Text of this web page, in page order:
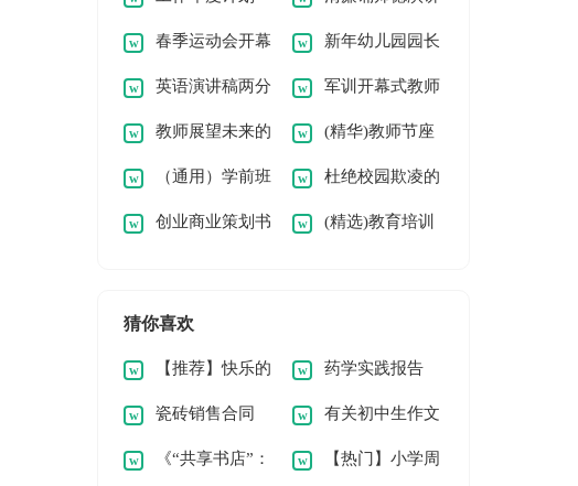
（集合8篇） 稿高中
春季运动会开幕
式领导讲话稿
新年幼儿园园长
致辞讲话稿
英语演讲稿两分
钟短文
军训开幕式教师
代表发言稿范文
教师展望未来的
演讲稿
(精华)教师节座
谈会校长发言稿15
篇
（通用）学前班
家长会发言稿
杜绝校园欺凌的
演讲稿
创业商业策划书 (精选)教育培训
猜你喜欢
【推荐】快乐的
节日小学作文3篇
药学实践报告
瓷砖销售合同 有关初中生作文
集锦8篇
《“共享书店”： 【热门】小学周